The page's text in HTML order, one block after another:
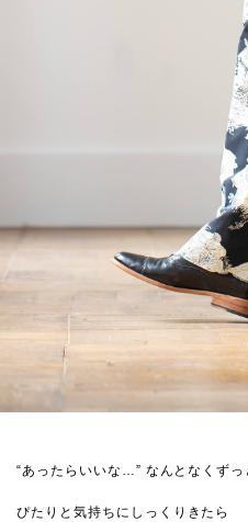
“あったらいいな…” なんとなくずっ
ぴたりと気持ちにしっくりきたら